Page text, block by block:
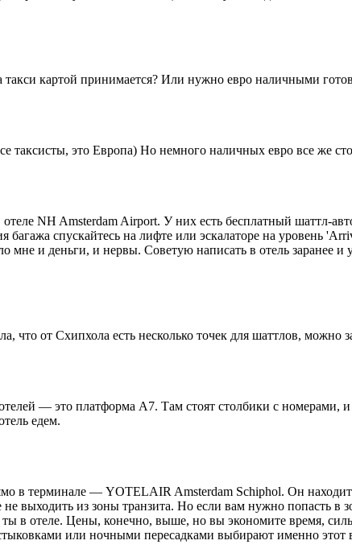
картой принимается? Или нужно евро наличными
таксисты, это Европа) Но немного наличных евро все же
NH Amsterdam Airport. У них есть бесплатный шаттл-
багажа спускайтесь на лифте или эскалаторе на уровень
мне и деньги, и нервы. Советую написать в отель заранее
что от Схипхола есть несколько точек для шаттлов, можно
— это платформа A7. Там стоят столбики с номерами,
едем.
в терминале — YOTELAIR Amsterdam Schiphol. Он
выходить из зоны транзита. Но если вам нужно попасть в
в отеле. Цены, конечно, выше, но вы экономите время,
или ночными пересадками выбирают именно этот